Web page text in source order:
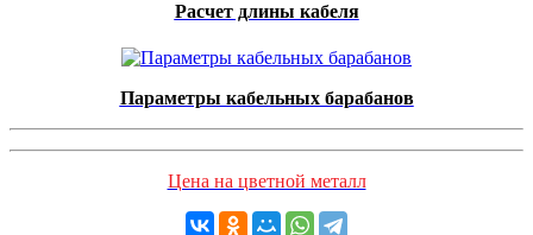
Расчет длины кабеля
Параметры кабельных барабанов
Цена на цветной металл